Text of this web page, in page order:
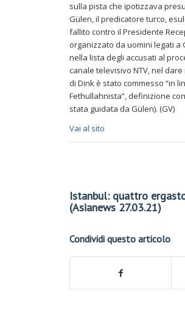
sulla pista che ipotizzava
Gülen, il predicatore turco,
fallito contro il Presidente
organizzato da uomini legati a
nella lista degli accusati al
canale televisivo NTV, nel
di Dink è stato commesso “in
Fethullahnista”, definizione
stata guidata da Gülen). (GV)
Vai al sito
Istanbul: quattro
(Asianews 27.03.21)
Condividi questo articolo